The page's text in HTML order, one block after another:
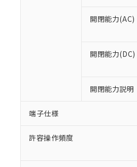
開閉能力(AC)
開閉能力(DC)
開閉能力説明
端子仕様
許容操作頻度